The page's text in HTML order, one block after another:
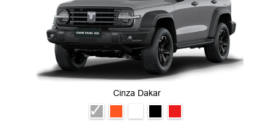
Cinza Dakar